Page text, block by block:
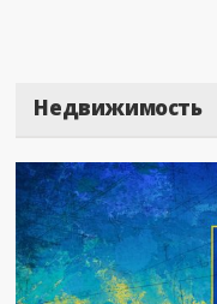
Недвижимость